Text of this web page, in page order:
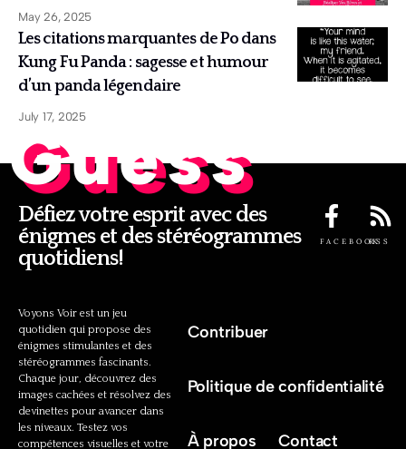
May 26, 2025
Les citations marquantes de Po dans
Kung Fu Panda : sagesse et humour
d’un panda légendaire
July 17, 2025
Guess
Défiez votre esprit avec des
énigmes et des stéréogrammes
quotidiens!
FACEBOOKRSS
Voyons Voir est un jeu
quotidien qui propose des
énigmes stimulantes et des
stéréogrammes fascinants.
Chaque jour, découvrez des
images cachées et résolvez des
devinettes pour avancer dans
les niveaux. Testez vos
compétences visuelles et votre
Contribuer
Politique de confidentialité
À propos Contact